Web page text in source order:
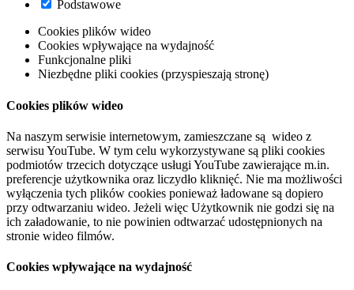
Podstawowe
Cookies plików wideo
Cookies wpływające na wydajność
Funkcjonalne pliki
Niezbędne pliki cookies (przyspieszają stronę)
Cookies plików wideo
Na naszym serwisie internetowym, zamieszczane są wideo z
serwisu YouTube. W tym celu wykorzystywane są pliki cookies
podmiotów trzecich dotyczące usługi YouTube zawierające m.in.
preferencje użytkownika oraz liczydło kliknięć. Nie ma możliwości
wyłączenia tych plików cookies ponieważ ładowane są dopiero
przy odtwarzaniu wideo. Jeżeli więc Użytkownik nie godzi się na
ich załadowanie, to nie powinien odtwarzać udostępnionych na
stronie wideo filmów.
Cookies wpływające na wydajność